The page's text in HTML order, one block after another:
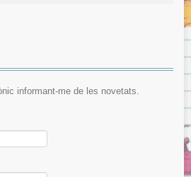
informant-me de les novetats.